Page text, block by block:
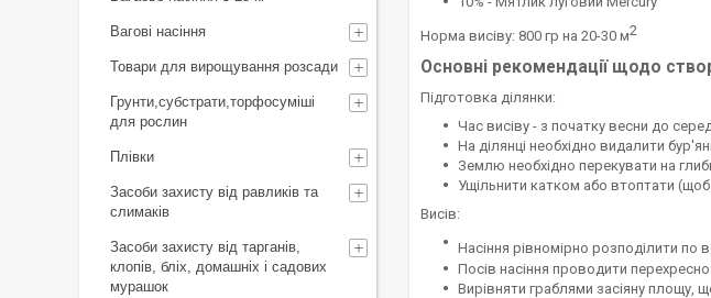
Норма висіву: 800 гр на 20-30 м2
Основні рекомендації щодо
Підготовка ділянки:
Час висіву - з початку весни до
На ділянці необхідно видалити
Землю необхідно перекувати на
Ущільнити катком або втоптати
Висів:
Насіння рівномірно розподілити по
Посів насіння проводити
Вирівняти граблями засіяну площу,
Вагові насіння
Товари для вирощування розсади
Грунти,субстрати,торфосуміші
для рослин
Плівки
Засоби захисту від равликів та
слимаків
Засоби захисту від тарганів,
клопів, бліх, домашніх і садових
мурашок